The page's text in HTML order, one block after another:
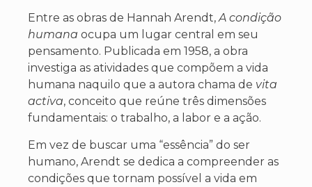
Entre as obras de Hannah Arendt,A condição
humana ocupa um lugar central em seu
pensamento. Publicada em 1958, a obra
investiga as atividades que compõem a vida
humana naquilo que a autora chama de vita
activa, conceito que reúne três dimensões
fundamentais: o trabalho, a labor e a ação.
Em vez de buscar uma “essência” do ser
humano, Arendt se dedica a compreender as
condições que tornam possível a vida em